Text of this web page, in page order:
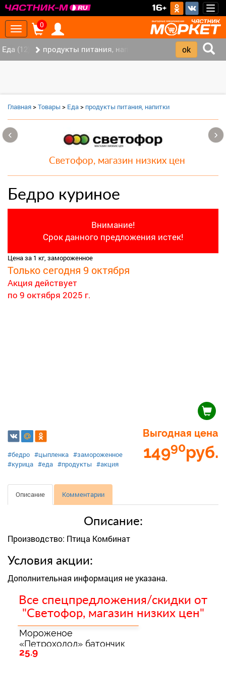
16+
Toggle
navigation
0
Еда (12) продукты питания, напитки (7)
Главная>Товары > Еда> продукты питания, напитки
Светофор, магазин низких цен
Бедро куриное
Внимание!
Срок данного предложения истек!
Цена за 1 кг, замороженное
Только сегодня 9 октября
Акция действует
по 9 октября 2025 г.
Выгодная цена
14990руб.
#бедро #цыпленка #замороженное
#курица #еда #продукты #акция
Описание Комментарии
Описание:
Производство: Птица Комбинат
Условия акции:
Дополнительная информация не указана.
Все спецпредложения/скидки от
"Светофор, магазин низких цен"
Мороженое
«Петрохолод» батончик
сливочный
25.9
‹ ›